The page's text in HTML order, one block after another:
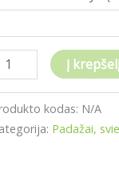
Į
kodas: N/A
Padažai,